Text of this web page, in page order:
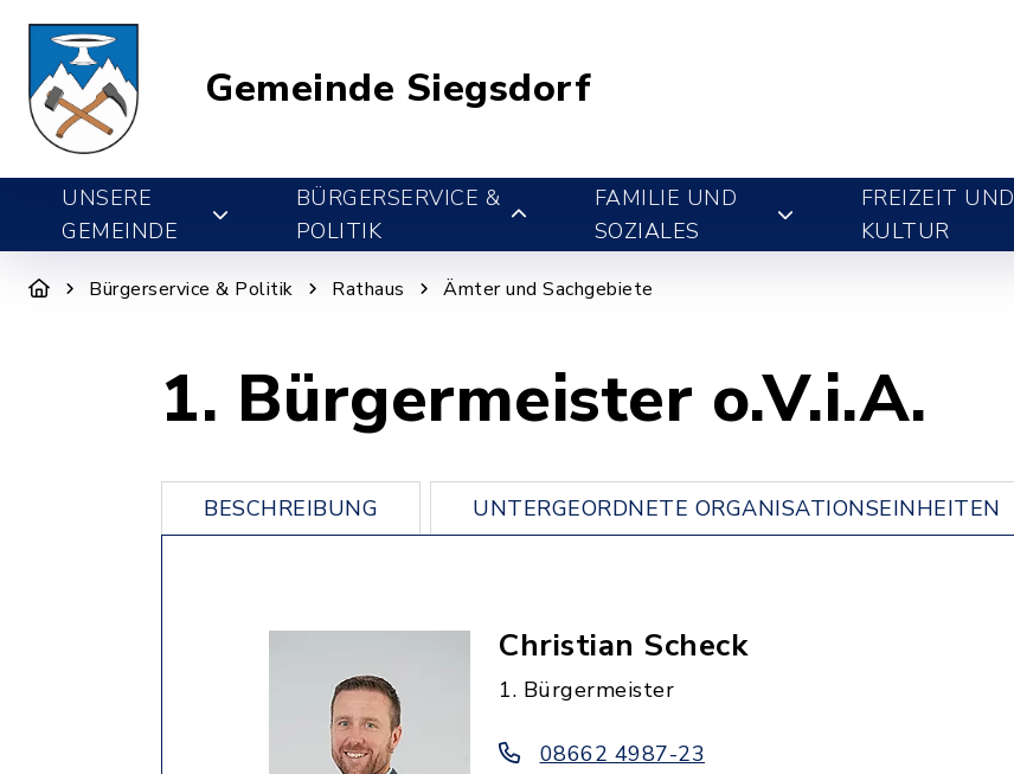
Gemeinde Siegsdorf
UNSERE
GEMEINDE
BÜRGERSERVICE &
POLITIK
FAMILIE UND
SOZIALES
FREIZEIT UND
KULTUR
Bürgerservice & Politik Rathaus Ämter und Sachgebiete
1. Bürgermeister o.V.i.A.
BESCHREIBUNG UNTERGEORDNETE ORGANISATIONSEINHEITEN
Christian Scheck
1. Bürgermeister
08662 4987-23